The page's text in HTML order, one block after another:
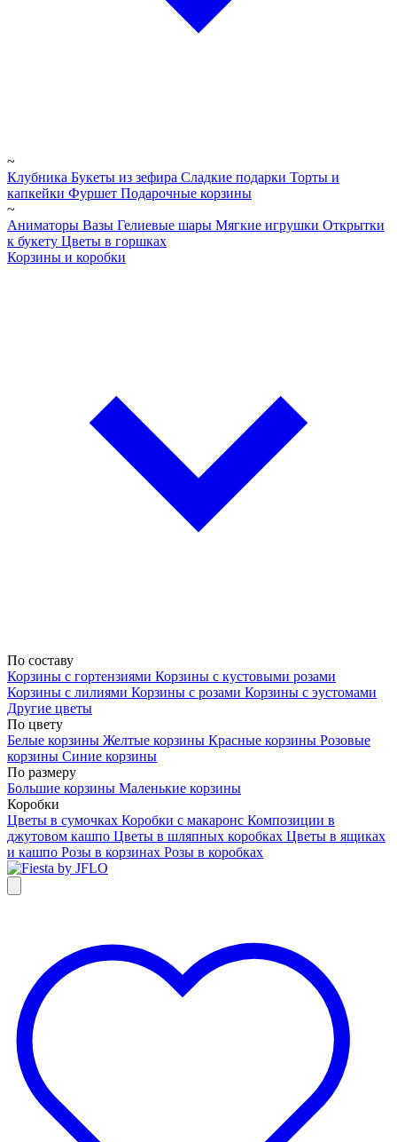
~
Клубника Букеты из зефира Сладкие подарки Торты и
капкейки Фуршет Подарочные корзины
~
Аниматоры Вазы Гелиевые шары Мягкие игрушки Открытки
к букету Цветы в горшках
Корзины и коробки
По составу
Корзины с гортензиями Корзины с кустовыми розами
Корзины с лилиями Корзины с розами Корзины с эустомами
Другие цветы
По цвету
Белые корзины Желтые корзины Красные корзины Розовые
корзины Синие корзины
По размеру
Большие корзины Маленькие корзины
Коробки
Цветы в сумочках Коробки с макаронс Композиции в
джутовом кашпо Цветы в шляпных коробках Цветы в ящиках
и кашпо Розы в корзинах Розы в коробках